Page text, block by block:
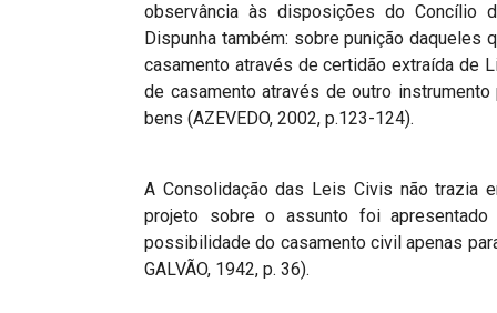
observância às disposições do Concílio
Dispunha também: sobre punição daqueles
casamento através de certidão extraída de
de casamento através de outro
bens (AZEVEDO, 2002, p.123-124).
A Consolidação das Leis Civis não trazia
projeto sobre o assunto foi
possibilidade do casamento civil apenas
GALVÃO, 1942, p. 36).